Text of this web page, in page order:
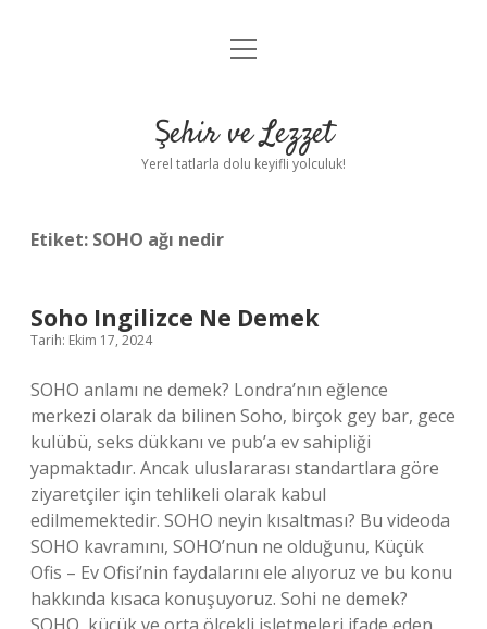
Anasayfa
Yasal Uyarı
menüyü
Şehir ve Lezzet
Yerel tatlarla dolu keyifli yolculuk!
Etiket: SOHO ağı nedir
Soho Ingilizce Ne Demek
Tarih: Ekim 17, 2024
SOHO anlamı ne demek? Londra’nın eğlence
merkezi olarak da bilinen Soho, birçok gey bar, gece
kulübü, seks dükkanı ve pub’a ev sahipliği
yapmaktadır. Ancak uluslararası standartlara göre
ziyaretçiler için tehlikeli olarak kabul
edilmemektedir. SOHO neyin kısaltması? Bu videoda
SOHO kavramını, SOHO’nun ne olduğunu, Küçük
Ofis – Ev Ofisi’nin faydalarını ele alıyoruz ve bu konu
hakkında kısaca konuşuyoruz. Sohi ne demek?